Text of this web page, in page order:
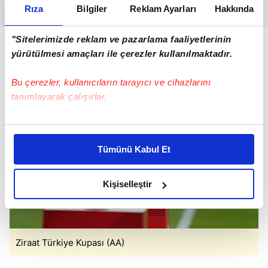
Rıza Bilgiler Reklam Ayarları Hakkında
"Sitelerimizde reklam ve pazarlama faaliyetlerinin
yürütülmesi amaçları ile çerezler kullanılmaktadır.
Bu çerezler, kullanıcıların tarayıcı ve cihazlarını
tanımlayarak çalışırlar.
Bu çerezlere izin vermeniz halinde sizlere özel
daha iyi reklam deneyimi yaşatabiliriz. Bunu yaparken
amacımızın size daha iyi bir reklam deneyimi sunmak
olduğunu ve sizlere en iyi içerikleri sunabilmek adına
elimizden gelen çabayı gösterdiğimizi ve bu noktada,
reklamların maliyetlerimizi karşılamak noktasında tek gelir
kalemimiz olduğunu sizlere hatırlatmak isteriz.
Her halükârda, kullanıcılar, bu çerezlere izin vermedikleri
Tümünü Kabul Et
Kişiselleştir
Ziraat Türkiye Kupası (AA)